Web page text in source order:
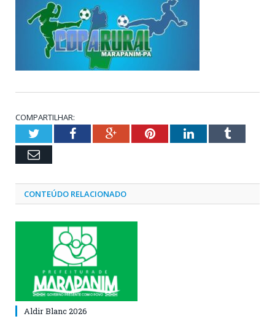
COMPARTILHAR:
TwitterFacebookGoogle+PinterestLinkedInTumblr
Email
CONTEÚDO RELACIONADO
Aldir Blanc 2026